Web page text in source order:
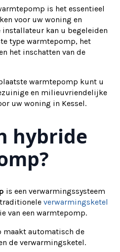
is het essentieel
voor uw woning en
kan u begeleiden
type warmtepomp, het
het inschatten van de
warmtepomp kunt u
en milieuvriendelijke
uw woning in Kessel.
hybride
is een verwarmingssysteem
verwarmingsketel
van een warmtepomp.
maakt automatisch de
de verwarmingsketel.